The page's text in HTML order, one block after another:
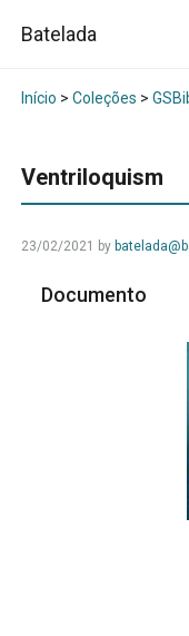
Batelada
Início > Coleções >
Ventriloquism
23/02/2021 by
Documento